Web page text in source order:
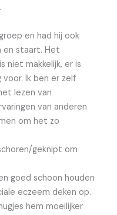
en had hij ook
en staart. Het
niet makkelijk, er is
Ik ben er zelf
lezen van
van anderen
om het zo
geknipt om
goed schoon houden
eczeem deken op.
hem moeilijker